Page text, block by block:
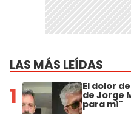
LAS MÁS LEÍDAS
1 El dolor
de Jorge
para mí"